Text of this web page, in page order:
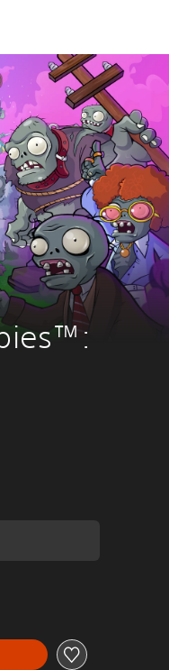
original de US$19.99